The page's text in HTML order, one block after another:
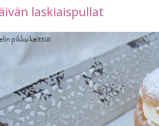
laskiaispullat